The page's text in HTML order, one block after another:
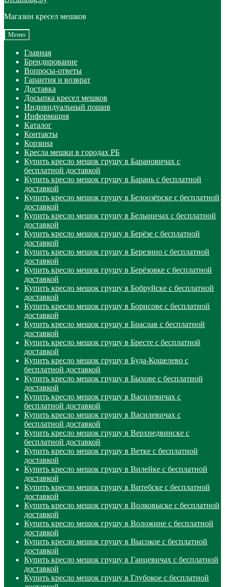
Магазин кресел мешков
Меню
Главная
Брендирование
Вопросы-ответы
Гарантия и возврат
Доставка
Досыпка кресел мешков
Индивидуальный пошив
Информация
Каталог
Контакты
Корзина
Кресла мешки в городах РБ
Купить кресло мешок грушу в Барановичах с
бесплатной доставкой
Купить кресло мешок грушу в Барань с бесплатной
доставкой
Купить кресло мешок грушу в Белоозёрске с бесплатной
доставкой
Купить кресло мешок грушу в Белыничах с бесплатной
доставкой
Купить кресло мешок грушу в Берёзе с бесплатной
доставкой
Купить кресло мешок грушу в Березино с бесплатной
доставкой
Купить кресло мешок грушу в Берёзовке с бесплатной
доставкой
Купить кресло мешок грушу в Бобруйске с бесплатной
доставкой
Купить кресло мешок грушу в Борисове с бесплатной
доставкой
Купить кресло мешок грушу в Браслав с бесплатной
доставкой
Купить кресло мешок грушу в Бресте с бесплатной
доставкой
Купить кресло мешок грушу в Буда-Кошелево с
бесплатной доставкой
Купить кресло мешок грушу в Быхове с бесплатной
доставкой
Купить кресло мешок грушу в Василевичах с
бесплатной доставкой
Купить кресло мешок грушу в Василевичах с
бесплатной доставкой
Купить кресло мешок грушу в Верхнедвинске с
бесплатной доставкой
Купить кресло мешок грушу в Ветке с бесплатной
доставкой
Купить кресло мешок грушу в Вилейке с бесплатной
доставкой
Купить кресло мешок грушу в Витебске с бесплатной
доставкой
Купить кресло мешок грушу в Волковыске с бесплатной
доставкой
Купить кресло мешок грушу в Воложине с бесплатной
доставкой
Купить кресло мешок грушу в Высокое с бесплатной
доставкой
Купить кресло мешок грушу в Ганцевичах с бесплатной
доставкой
Купить кресло мешок грушу в Глубокое с бесплатной